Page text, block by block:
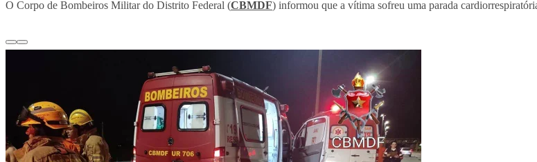
O Corpo de Bombeiros Militar do Distrito Federal (CBMDF) informou que a vítima sofreu uma parada